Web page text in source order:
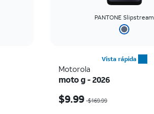
PANTONE Slipstream
Vista rápida
Motorola
moto g - 2026
$9.99 $169.99